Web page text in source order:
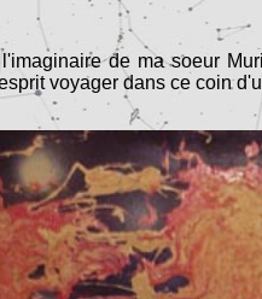
de ma soeur
voyager dans ce coin